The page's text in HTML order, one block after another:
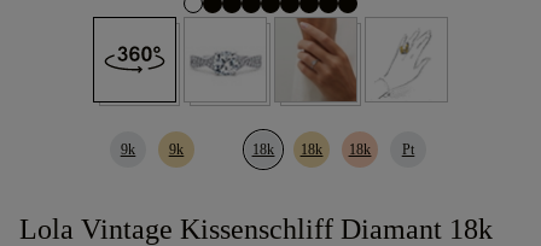
9k 9k 18k 18k 18k Pt
Lola Vintage Kissenschliff Diamant 18k